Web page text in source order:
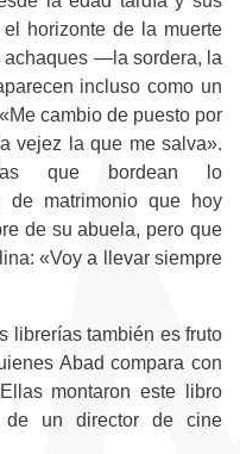
horizonte de la muerte
achaques —la sordera, la
incluso como un
cambio de puesto por
vejez la que me salva».
que bordean lo
de matrimonio que hoy
de su abuela, pero que
«Voy a llevar siempre
librerías también es fruto
Abad compara con
montaron este libro
de un director de cine